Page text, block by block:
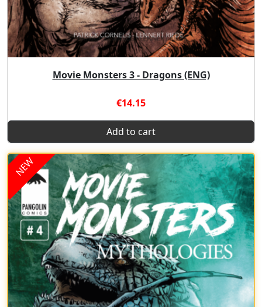
Movie Monsters 3 - Dragons (ENG)
€14.15
Add to cart